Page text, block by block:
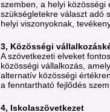
szemben, a helyi közösségi
szükségletekre választ adó
helyi viszonyoknak,
3, Közösségi
A szövetkezeti elveket
közösségi vállalkozás,
alternatív közösségi
a fenntartható fejlődés
4, Iskolaszövetkezet